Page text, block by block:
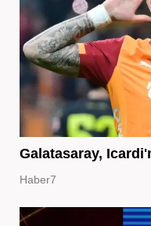
Galatasaray,
Haber7